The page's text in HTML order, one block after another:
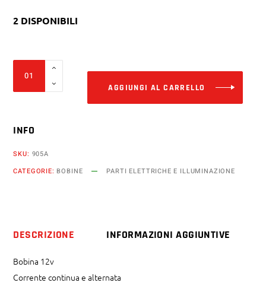
2 DISPONIBILI
650
quantity
AGGIUNGI AL CARRELLO
INFO
SKU: 905A
CATEGORIE: BOBINE PARTI ELETTRICHE E ILLUMINAZIONE
DESCRIZIONE INFORMAZIONI AGGIUNTIVE
Bobina 12v
Corrente continua e alternata